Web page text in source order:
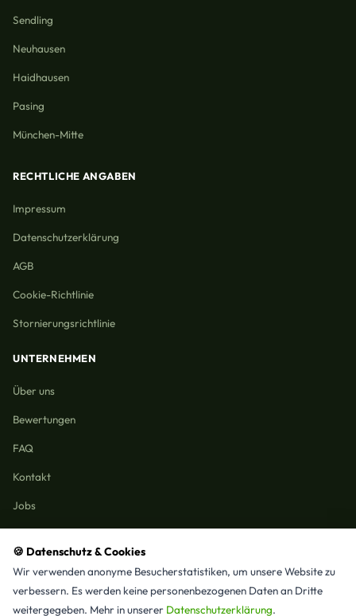
🍪 Datenschutz & Cookies
Wir verwenden anonyme Besucherstatistiken, um unsere Website zu
verbessern. Es werden keine personenbezogenen Daten an Dritte
weitergegeben. Mehr in unserer Datenschutzerklärung.
Sendling
Neuhausen
Haidhausen
Pasing
München-Mitte
RECHTLICHE ANGABEN
Impressum
Datenschutzerklärung
AGB
Cookie-Richtlinie
Stornierungsrichtlinie
UNTERNEHMEN
Über uns
Bewertungen
FAQ
Kontakt
Jobs
Reinigungmunchen.de © 2026 Alle Rechte vorbehalten
Alle Leistungen & Stadtteile